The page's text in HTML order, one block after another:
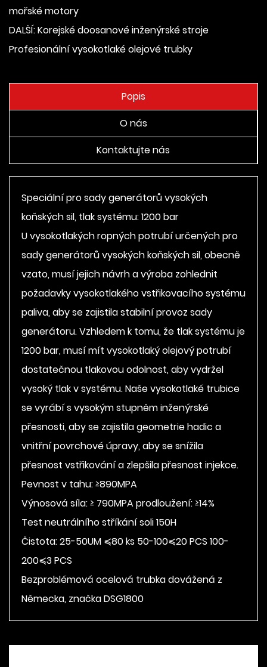
mořské motory
DALŠÍ: Korejské doosanové inženýrské stroje
Profesionální vysokotlaké olejové trubky
Popis
O nás
Kontaktujte nás
Speciální pro sady generátorů vysokých
koňských sil, tlak systému: 1200 bar
U vysokotlakých ropných potrubí určených pro
sady generátorů vysokých koňských sil, obecně
vzato, musí jejich návrh a výroba zohlednit
požadavky vysokotlakého vstřikovacího systému
paliva, aby se zajistila stabilní provoz sady
generátoru. Vzhledem k tomu, že tlak systému je
1200 bar, musí mít vysokotlaký olejový potrubí
dostatečnou tlakovou odolnost, aby vydržel
vysoký tlak v systému. Naše vysokotlaké trubice
se vyrábí s vysokým stupněm inženýrské
přesnosti, aby se zajistila geometrie hadic a
vnitřní povrchové úpravy, aby se snížila
přesnost vstřikování a zlepšila přesnost injekce.
Pevnost v tahu: ≥890MPA
Výnosová síla: ≥ 790MPA prodloužení: ≥14%
Test neutrálního stříkání soli 150H
Čistota: 25-50UM ≼80 ks 50-100≼20 PCS 100-
200≼3 PCS
Bezproblémová ocelová trubka dovážená z
Německa, značka DSG1800